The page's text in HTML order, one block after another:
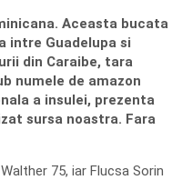
Aceasta bucata
intre Guadelupa si
din Caraibe, tara
numele de amazon
a insulei, prezenta
sursa noastra. Fara
75, iar Flucsa Sorin